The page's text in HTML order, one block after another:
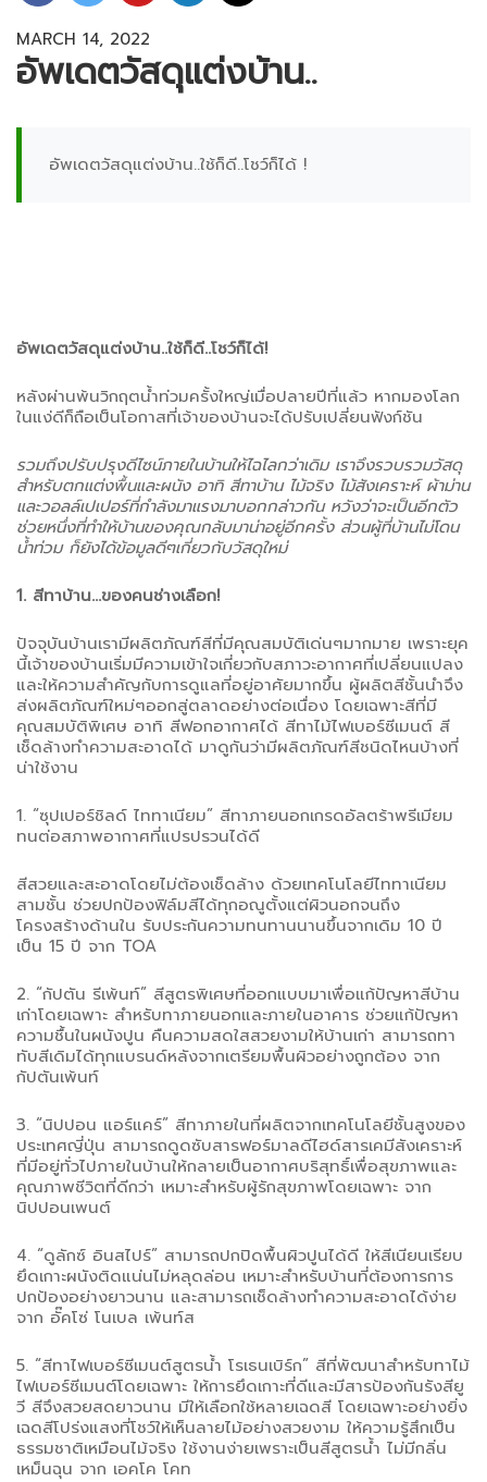
MARCH 14, 2022
อัพเดตวัสดุแต่งบ้าน..
อัพเดตวัสดุแต่งบ้าน..ใช้ก็ดี..โชว์ก็ได้ !
อัพเดตวัสดุแต่งบ้าน..ใช้ก็ดี..โชว์ก็ได้!
หลังผ่านพ้นวิกฤตน้ำท่วมครั้งใหญ่เมื่อปลายปีที่แล้ว หากมองโลก
ในแง่ดีก็ถือเป็นโอกาสที่เจ้าของบ้านจะได้ปรับเปลี่ยนฟังก์ชัน
รวมถึงปรับปรุงดีไซน์ภายในบ้านให้ไฉไลกว่าเดิม เราจึงรวบรวมวัสดุ
สำหรับตกแต่งพื้นและผนัง อาทิ สีทาบ้าน ไม้จริง ไม้สังเคราะห์ ผ้าม่าน
และวอลล์เปเปอร์ที่กำลังมาแรงมาบอกกล่าวกัน หวังว่าจะเป็นอีกตัว
ช่วยหนึ่งที่ทำให้บ้านของคุณกลับมาน่าอยู่อีกครั้ง ส่วนผู้ที่บ้านไม่โดน
น้ำท่วม ก็ยังได้ข้อมูลดีๆเกี่ยวกับวัสดุใหม่
1. สีทาบ้าน…ของคนช่างเลือก!
ปัจจุบันบ้านเรามีผลิตภัณฑ์สีที่มีคุณสมบัติเด่นๆมากมาย เพราะยุค
นี้เจ้าของบ้านเริ่มมีความเข้าใจเกี่ยวกับสภาวะอากาศที่เปลี่ยนแปลง
และให้ความสำคัญกับการดูแลที่อยู่อาศัยมากขึ้น ผู้ผลิตสีชั้นนำจึง
ส่งผลิตภัณฑ์ใหม่ๆออกสู่ตลาดอย่างต่อเนื่อง โดยเฉพาะสีที่มี
คุณสมบัติพิเศษ อาทิ สีฟอกอากาศได้ สีทาไม้ไฟเบอร์ซีเมนต์ สี
เช็ดล้างทำความสะอาดได้ มาดูกันว่ามีผลิตภัณฑ์สีชนิดไหนบ้างที่
น่าใช้งาน
1. “ซุปเปอร์ชิลด์ ไททาเนียม” สีทาภายนอกเกรดอัลตร้าพรีเมียม
ทนต่อสภาพอากาศที่แปรปรวนได้ดี
สีสวยและสะอาดโดยไม่ต้องเช็ดล้าง ด้วยเทคโนโลยีไททาเนียม
สามชั้น ช่วยปกป้องฟิล์มสีได้ทุกอณูตั้งแต่ผิวนอกจนถึง
โครงสร้างด้านใน รับประกันความทนทานนานขึ้นจากเดิม 10 ปี
เป็น 15 ปี จาก TOA
2. “กัปตัน รีเพ้นท์” สีสูตรพิเศษที่ออกแบบมาเพื่อแก้ปัญหาสีบ้าน
เก่าโดยเฉพาะ สำหรับทาภายนอกและภายในอาคาร ช่วยแก้ปัญหา
ความชื้นในผนังปูน คืนความสดใสสวยงามให้บ้านเก่า สามารถทา
ทับสีเดิมได้ทุกแบรนด์หลังจากเตรียมพื้นผิวอย่างถูกต้อง จาก
กัปตันเพ้นท์
3. “นิปปอน แอร์แคร์” สีทาภายในที่ผลิตจากเทคโนโลยีชั้นสูงของ
ประเทศญี่ปุ่น สามารถดูดซับสารฟอร์มาลดีไฮด์สารเคมีสังเคราะห์
ที่มีอยู่ทั่วไปภายในบ้านให้กลายเป็นอากาศบริสุทธิ์เพื่อสุขภาพและ
คุณภาพชีวิตที่ดีกว่า เหมาะสำหรับผู้รักสุขภาพโดยเฉพาะ จาก
นิปปอนเพนต์
4. “ดูลักซ์ อินสไปร์” สามารถปกปิดพื้นผิวปูนได้ดี ให้สีเนียนเรียบ
ยึดเกาะผนังติดแน่นไม่หลุดล่อน เหมาะสำหรับบ้านที่ต้องการการ
ปกป้องอย่างยาวนาน และสามารถเช็ดล้างทำความสะอาดได้ง่าย
จาก อั๊คโซ่ โนเบล เพ้นท์ส
5. “สีทาไฟเบอร์ซีเมนต์สูตรน้ำ โรเธนเบิร์ก” สีที่พัฒนาสำหรับทาไม้
ไฟเบอร์ซีเมนต์โดยเฉพาะ ให้การยึดเกาะที่ดีและมีสารป้องกันรังสียู
วี สีจึงสวยสดยาวนาน มีให้เลือกใช้หลายเฉดสี โดยเฉพาะอย่างยิ่ง
เฉดสีโปร่งแสงที่โชว์ให้เห็นลายไม้อย่างสวยงาม ให้ความรู้สึกเป็น
ธรรมชาติเหมือนไม้จริง ใช้งานง่ายเพราะเป็นสีสูตรน้ำ ไม่มีกลิ่น
เหม็นฉุน จาก เอคโค โคท